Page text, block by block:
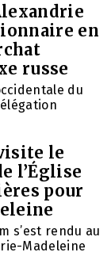
en
russe
du
le
l’Église
pour
s’est rendu au
Madeleine